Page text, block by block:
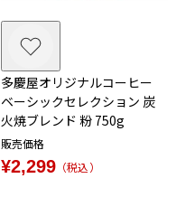
多慶屋オリジナルコーヒー
ベーシックセレクション 炭
火焼ブレンド 粉 750g
販売価格
¥2,299 税込